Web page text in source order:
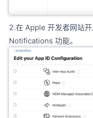
2.在 Apple 开发者网站
Notifications 功能。